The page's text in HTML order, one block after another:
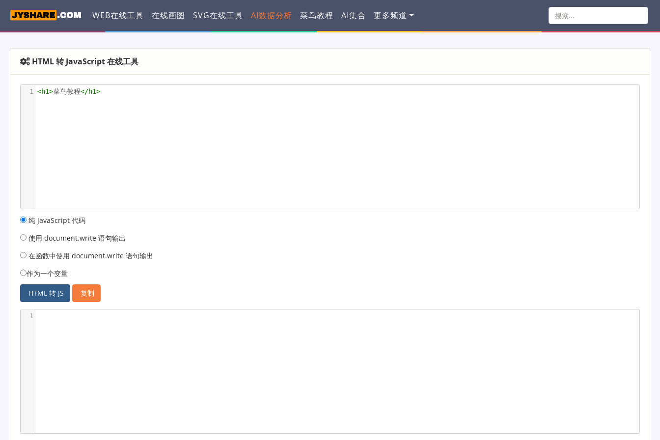
WEB在线工具 在线画图 SVG在线工具 AI数据分析 菜鸟教程 AI集合 更多频道
HTML 转 JavaScript 在线工具
1 <h1>菜鸟教程</h1>
纯 JavaScript 代码
使用 document.write 语句输出
在函数中使用 document.write 语句输出
作为一个变量
HTML 转 JS 复制
1